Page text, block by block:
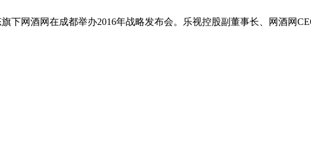
旗下网酒网在成都举办2016年战略发布会。乐视控股副董事长、网酒网